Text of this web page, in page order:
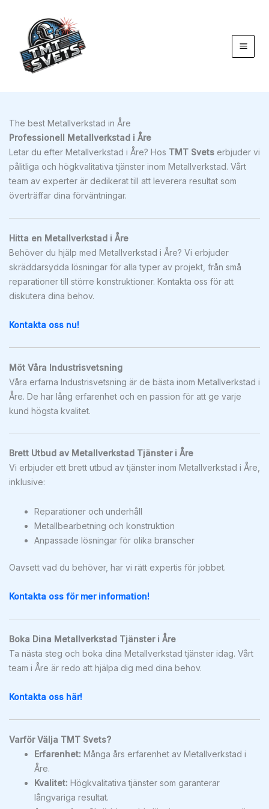
innehåll
The best Metallverkstad in Åre
Professionell Metallverkstad i Åre
Letar du efter Metallverkstad i Åre? Hos TMT Svets erbjuder vi
pålitliga och högkvalitativa tjänster inom Metallverkstad. Vårt
team av experter är dedikerat till att leverera resultat som
överträffar dina förväntningar.
Hitta en Metallverkstad i Åre
Behöver du hjälp med Metallverkstad i Åre? Vi erbjuder
skräddarsydda lösningar för alla typer av projekt, från små
reparationer till större konstruktioner. Kontakta oss för att
diskutera dina behov.
Kontakta oss nu!
Möt Våra Industrisvetsning
Våra erfarna Industrisvetsning är de bästa inom Metallverkstad i
Åre. De har lång erfarenhet och en passion för att ge varje
kund högsta kvalitet.
Brett Utbud av Metallverkstad Tjänster i Åre
Vi erbjuder ett brett utbud av tjänster inom Metallverkstad i Åre,
inklusive:
Reparationer och underhåll
Metallbearbetning och konstruktion
Anpassade lösningar för olika branscher
Oavsett vad du behöver, har vi rätt expertis för jobbet.
Kontakta oss för mer information!
Boka Dina Metallverkstad Tjänster i Åre
Ta nästa steg och boka dina Metallverkstad tjänster idag. Vårt
team i Åre är redo att hjälpa dig med dina behov.
Kontakta oss här!
Varför Välja TMT Svets?
Erfarenhet: Många års erfarenhet av Metallverkstad i
Åre.
Kvalitet: Högkvalitativa tjänster som garanterar
långvariga resultat.